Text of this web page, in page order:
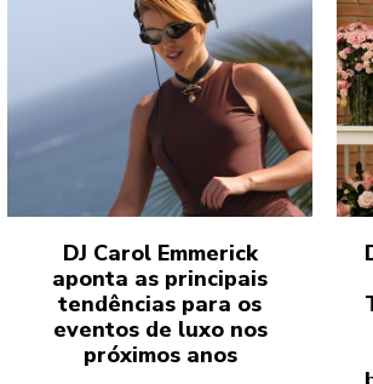
DJ Carol Emmerick
aponta as principais
tendências para os
eventos de luxo nos
próximos anos